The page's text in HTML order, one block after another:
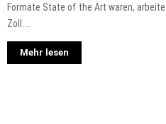
Formate State of the Art waren,
Zoll....
Mehr lesen